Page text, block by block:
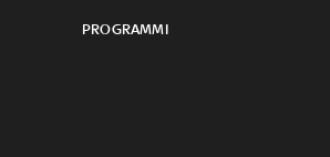
PROGRAMMI